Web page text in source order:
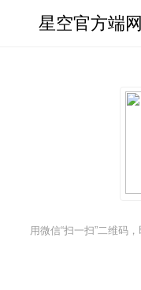
星空官方
星空官方端
用微信“扫一扫”二维码